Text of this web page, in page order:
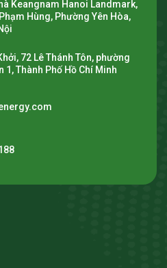
Keangnam Hanoi Landmark,
Hùng, Phường Yên Hòa,
72 Lê Thánh Tôn, phường
1, Thành Phố Hồ Chí Minh